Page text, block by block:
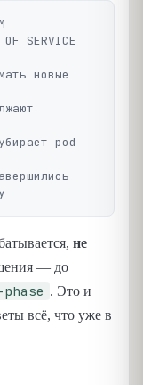
новые
pod
не
— до
. Это и
всё, что уже в